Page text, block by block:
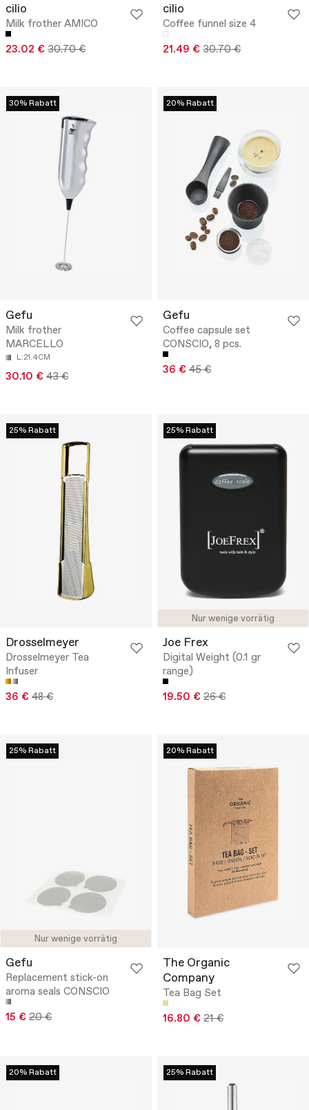
cilio
Milk frother AMICO
23.02 € 30.70 €
cilio
Coffee funnel size 4
21.49 € 30.70 €
30% Rabatt
Gefu
Milk frother
MARCELLO
L:21.4CM
30.10 € 43 €
20% Rabatt
Gefu
Coffee capsule set
CONSCIO, 8 pcs.
36 € 45 €
25% Rabatt
Drosselmeyer
Drosselmeyer Tea
Infuser
36 € 48 €
Nur wenige vorrätig
25% Rabatt
Joe Frex
Digital Weight (0.1 gr
range)
19.50 € 26 €
Nur wenige vorrätig
25% Rabatt
Gefu
Replacement stick-on
aroma seals CONSCIO
15 € 20 €
20% Rabatt
The Organic
Company
Tea Bag Set
16.80 € 21 €
20% Rabatt 25% Rabatt